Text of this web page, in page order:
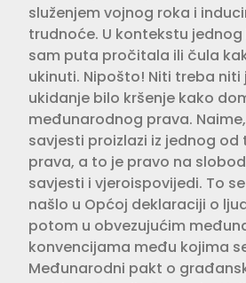
služenjem vojnog roka i
trudnoće. U kontekstu
sam puta pročitala ili čula
ukinuti. Nipošto! Niti treba niti
ukidanje bilo kršenje kako
međunarodnog prava.
savjesti proizlazi iz jednog od
prava, a to je pravo na
savjesti i vjeroispovijedi. To
našlo u Općoj deklaraciji o
potom u obvezujućim
konvencijama među kojima
Međunarodni pakt o